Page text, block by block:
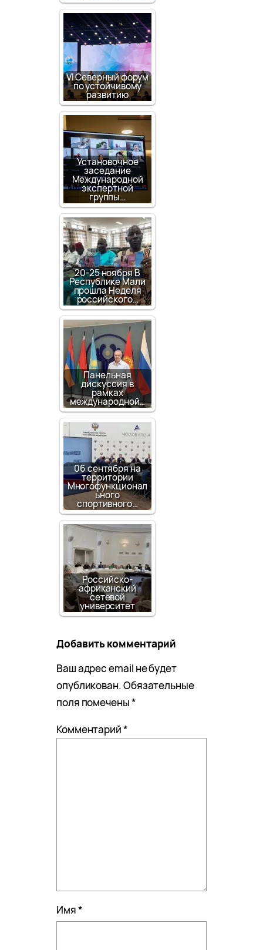
VI Северный форум
по устойчивому
развитию
Установочное
заседание
Международной
экспертной
группы…
20-25 ноября В
Республике Мали
прошла Неделя
российского…
Панельная
дискуссия в
рамках
международной…
06 сентября на
территории
Многофункционал
ьного
спортивного…
Российско-
африканский
сетевой
университет
Добавить комментарий
Ваш адрес email не будет
опубликован.Обязательные
поля помечены*
Комментарий*
Имя*